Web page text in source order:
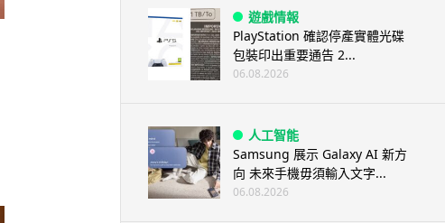
遊戲情報
PlayStation 確認停產實體光碟
包裝印出重要通告 2...
06.08.2026
人工智能
Samsung 展示 Galaxy AI 新方
向 未來手機毋須輸入文字...
06.08.2026